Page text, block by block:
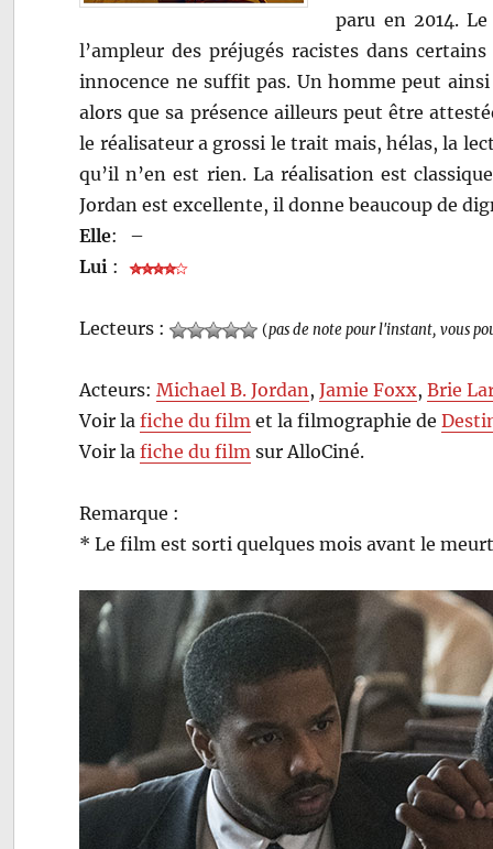
paru en 2014.
l’ampleur des préjugés racistes dans
innocence ne suffit pas. Un homme peut
alors que sa présence ailleurs peut être
le réalisateur a grossi le trait mais, hélas, la
qu’il n’en est rien. La réalisation est
Jordan est excellente, il donne beaucoup de
Elle:
–
Lui :
Lecteurs : (pas de note pour l'instant, vous
Acteurs:Michael B. Jordan ,Jamie Foxx,Brie
Voir lafiche du film et la filmographie de
Voir lafiche du film sur AlloCiné.
Remarque :
* Le film est sorti quelques mois avant le